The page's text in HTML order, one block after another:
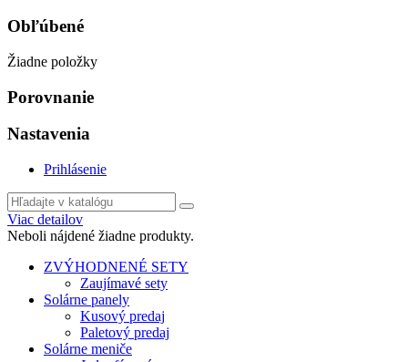
Obľúbené
Žiadne položky
Porovnanie
Nastavenia
Prihlásenie
Viac detailov
Neboli nájdené žiadne produkty.
ZVÝHODNENÉ SETY
Zaujímavé sety
Solárne panely
Kusový predaj
Paletový predaj
Solárne meniče